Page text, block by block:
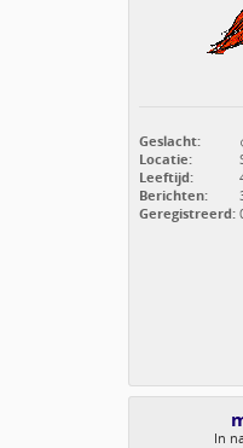
Geslacht:
Locatie:
Leeftijd:
Berichten:
Geregistreerd:
In